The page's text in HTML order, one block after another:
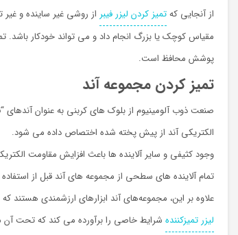
از آنجایی کهتمیز کردن لیزر فیبر از روشی غیر ساینده و
مقیاس کوچک یا بزرگ انجام داد و می تواند خودکار
پوشش محافظ است.
تمیز کردن مجموعه آند
صنعت ذوب آلومینیوم از بلوک های کربنی به عنوان آندهای
الکتریکی آند از پیش پخته شده اختصاص داده می شود.
وجود کثیفی و سایر آلاینده ها باعث افزایش مقاومت
تمام آلاینده های سطحی از مجموعه های آند قبل از
علاوه بر این، مجموعه‌های آند ابزارهای ارزشمندی هستند
لیزر تمیزکننده شرایط خاصی را برآورده می کند که تحت آن